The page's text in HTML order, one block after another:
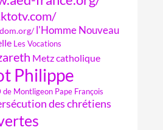
l'Homme Nouveau
Les Vocations
Metz catholique
Philippe
de Montligeon Pape François
des chrétiens